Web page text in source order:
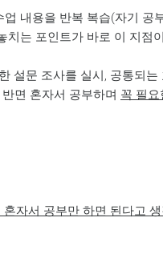
내용을 반복 복습(자기
치는 포인트가 바로 이 지점
설문 조사를 실시, 공통되
면 혼자서 공부하며 꼭 필
혼자서 공부만 하면 된다고